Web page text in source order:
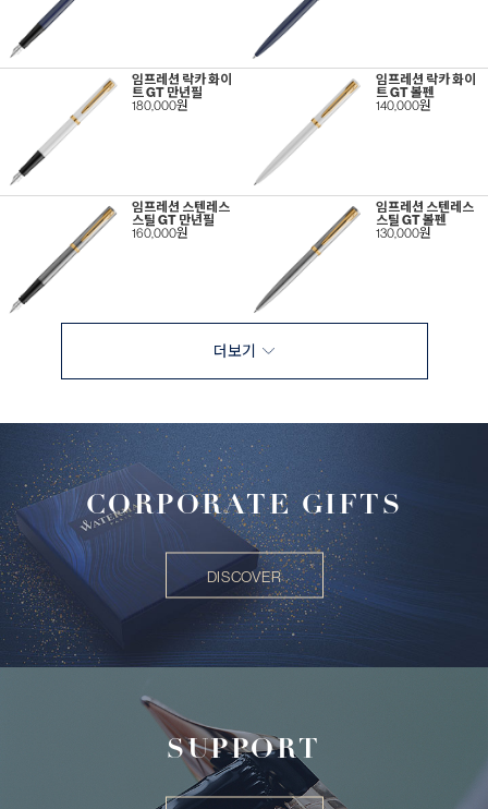
임프레션 락카 화이
트 GT 만년필
180,000원
임프레션 락카 화이
트 GT 볼펜
140,000원
임프레션 스텐레스
스틸 GT 만년필
160,000원
임프레션 스텐레스
스틸 GT 볼펜
130,000원
더보기
CORPORATE GIFTS
DISCOVER
SUPPORT